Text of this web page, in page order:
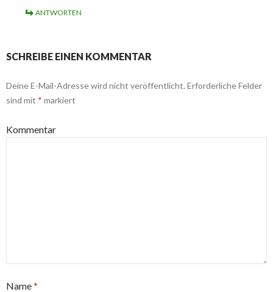
ANTWORTEN
SCHREIBE EINEN KOMMENTAR
Deine E-Mail-Adresse wird nicht veröffentlicht. Erforderliche Felder
sind mit * markiert
Kommentar
Name*